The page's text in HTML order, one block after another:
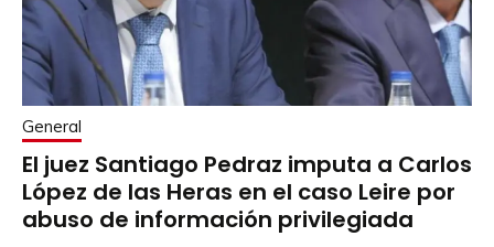
General
El juez Santiago Pedraz imputa a Carlos
López de las Heras en el caso Leire por
abuso de información privilegiada